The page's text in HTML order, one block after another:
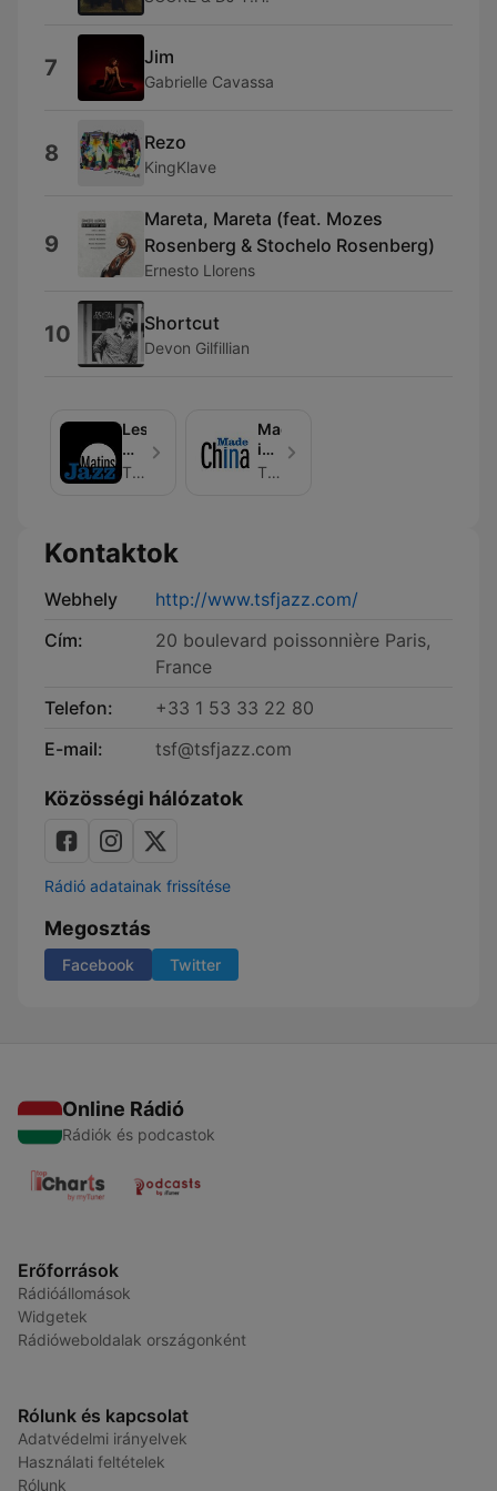
7 Jim
Gabrielle Cavassa
8 Rezo
KingKlave
9
Mareta, Mareta (feat. Mozes
Rosenberg & Stochelo Rosenberg)
Ernesto Llorens
10 Shortcut
Devon Gilfillian
Les
Matins
Jazz
TSFJAZZ
Made
in
China
TSFJAZZ
Kontaktok
Webhely
http://www.tsfjazz.com/
Cím:
20 boulevard poissonnière Paris,
France
Telefon:
+33 1 53 33 22 80
E-mail:
tsf@tsfjazz.com
Közösségi hálózatok
Rádió adatainak frissítése
Megosztás
Facebook Twitter
Online Rádió
Rádiók és podcastok
Erőforrások
Rádióállomások
Widgetek
Rádióweboldalak országonként
Rólunk és kapcsolat
Adatvédelmi irányelvek
Használati feltételek
Rólunk